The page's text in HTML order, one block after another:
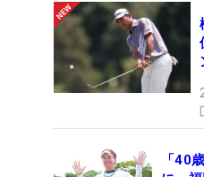
2度目の受験だった23年
ケートの目標とする選手
た。小学生のときに愛知
で観戦に訪れた「中京テ
ス」が、憧れのプロとな
い。「すごくキラキラし
「40